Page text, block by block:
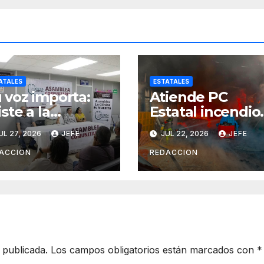
voz importa:
a la
y
tu
del IMSS-
27, 2026 JEFE
ESTATALES
Atiende PC
Estatal incendio
en fábrica de
reciclaje en
Morelia
JUL 22, 2026 JEFE
REDACCION
Los campos obligatorios están marcados con *